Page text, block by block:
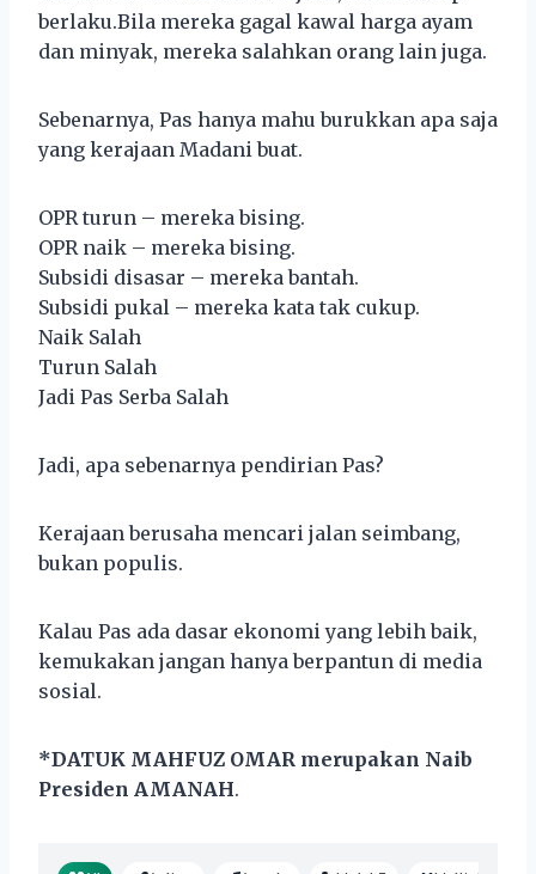
berlaku.Bila mereka gagal kawal harga ayam
dan minyak, mereka salahkan orang lain juga.
Sebenarnya, Pas hanya mahu burukkan apa saja
yang kerajaan Madani buat.
OPR turun – mereka bising.
OPR naik – mereka bising.
Subsidi disasar – mereka bantah.
Subsidi pukal – mereka kata tak cukup.
Naik Salah
Turun Salah
Jadi Pas Serba Salah
Jadi, apa sebenarnya pendirian Pas?
Kerajaan berusaha mencari jalan seimbang,
bukan populis.
Kalau Pas ada dasar ekonomi yang lebih baik,
kemukakan jangan hanya berpantun di media
sosial.
*DATUK MAHFUZ OMAR merupakan Naib
Presiden AMANAH.